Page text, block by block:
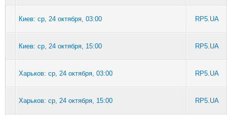
Киев: ср, 24 октября, 03:00 RP5.UA
Киев: ср, 24 октября, 15:00 RP5.UA
Харьков: ср, 24 октября, 03:00 RP5.UA
Харьков: ср, 24 октября, 15:00 RP5.UA